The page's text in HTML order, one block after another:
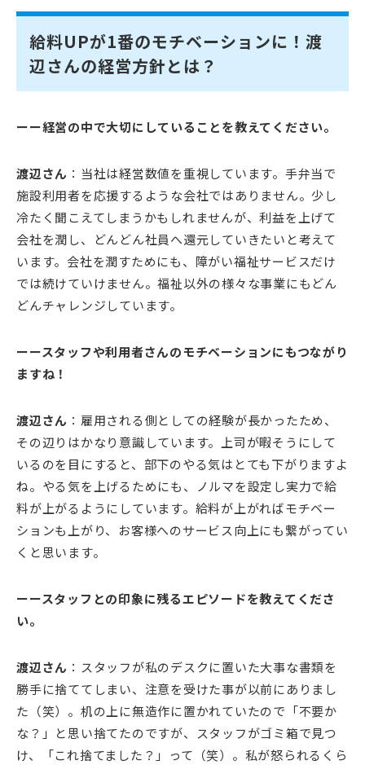
給料UPが1番のモチベーションに！渡
辺さんの経営方針とは？
ーー経営の中で大切にしていることを教えてください。
渡辺さん ：当社は経営数値を重視しています。手弁当で
施設利用者を応援するような会社ではありません。少し
冷たく聞こえてしまうかもしれませんが、利益を上げて
会社を潤し、どんどん社員へ還元していきたいと考えて
います。会社を潤すためにも、障がい福祉サービスだけ
では続けていけません。福祉以外の様々な事業にもどん
どんチャレンジしています。
ーースタッフや利用者さんのモチベーションにもつながり
ますね！
渡辺さん ：雇用される側としての経験が長かったため、
その辺りはかなり意識しています。上司が暇そうにして
いるのを目にすると、部下のやる気はとても下がりますよ
ね。やる気を上げるためにも、ノルマを設定し実力で給
料が上がるようにしています。給料が上がればモチベー
ションも上がり、お客様へのサービス向上にも繋がってい
くと思います。
ーースタッフとの印象に残るエピソードを教えてくださ
い。
渡辺さん ：スタッフが私のデスクに置いた大事な書類を
勝手に捨ててしまい、注意を受けた事が以前にありまし
た（笑）。机の上に無造作に置かれていたので「不要か
な？」と思い捨てたのですが、スタッフがゴミ箱で見つ
け、「これ捨てました？」って（笑）。私が怒られるくら